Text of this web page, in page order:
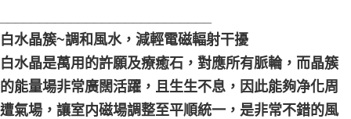
白水晶簇~調和風水，減輕電磁輻射干擾
白水晶是萬用的許願及療癒石，對應所有脈輪，而晶簇
的能量場非常廣闊活躍，且生生不息，因此能夠净化周
遭氣場，讓室内磁場調整至平順統一，是非常不錯的風